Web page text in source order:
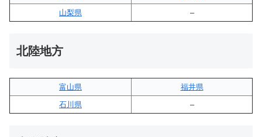
山梨県
–
北陸地方
富山県
福井県
石川県
–